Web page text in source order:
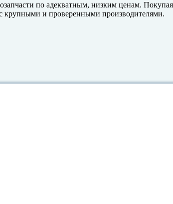
по адекватным, низким ценам.
крупными и проверенными производителями.